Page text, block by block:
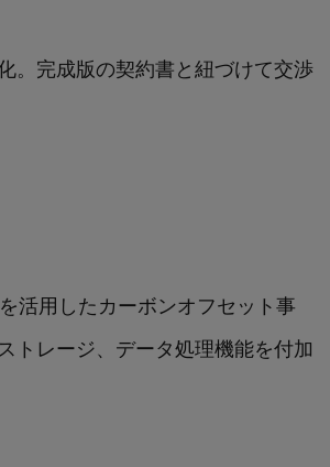
。完成版の契約書と紐づけて交渉
活用したカーボンオフセット事
トレージ、データ処理機能を付加